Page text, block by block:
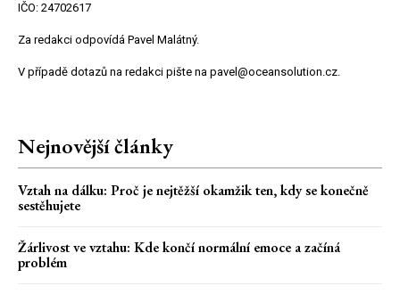
IČO: 24702617
Za redakci odpovídá Pavel Malátný.
V případě dotazů na redakci pište na pavel@oceansolution.cz.
Nejnovější články
Vztah na dálku: Proč je nejtěžší okamžik ten, kdy se konečně
sestěhujete
Žárlivost ve vztahu: Kde končí normální emoce a začíná
problém